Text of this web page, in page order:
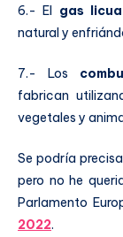
6.- El gas
natural y
7.- Los
fabrican
vegetales y
Se podría
pero no he
Parlamento
2022.